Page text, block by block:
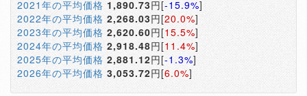
2021年の平均価格 1,890.73円[-15.9%]
2022年の平均価格 2,268.03円[20.0%]
2023年の平均価格 2,620.60円[15.5%]
2024年の平均価格 2,918.48円[11.4%]
2025年の平均価格 2,881.12円[-1.3%]
2026年の平均価格 3,053.72円[6.0%]